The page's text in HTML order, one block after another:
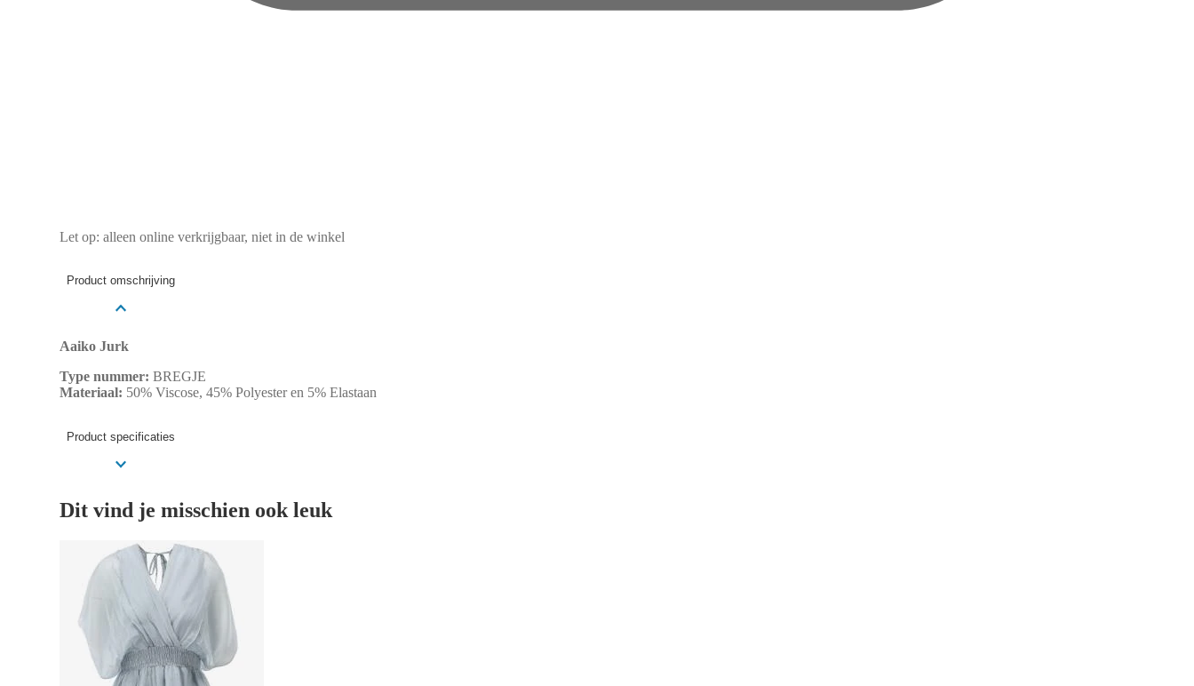
Let op: alleen online verkrijgbaar, niet in de winkel
Product omschrijving
Aaiko Jurk
Type nummer: BREGJE
Materiaal: 50% Viscose, 45% Polyester en 5% Elastaan
Product specificaties
Dit vind je misschien ook leuk